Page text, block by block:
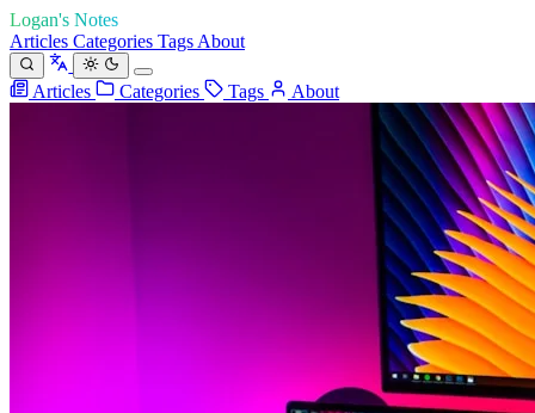
Logan's Notes
Articles Categories Tags About
Articles Categories Tags About